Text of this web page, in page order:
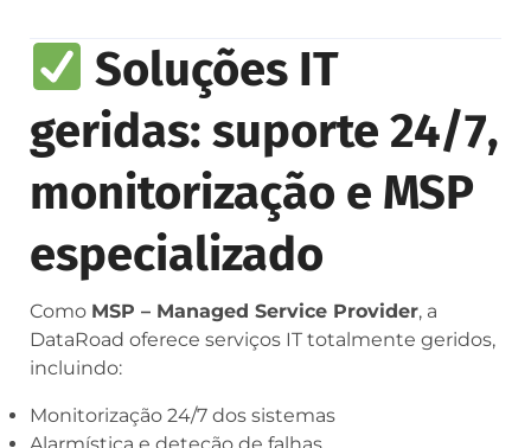
Soluções IT
geridas: suporte 24/7,
monitorização e MSP
especializado
Como MSP – Managed Service Provider, a
DataRoad oferece serviços IT totalmente geridos,
incluindo:
Monitorização 24/7 dos sistemas
Alarmística e deteção de falhas